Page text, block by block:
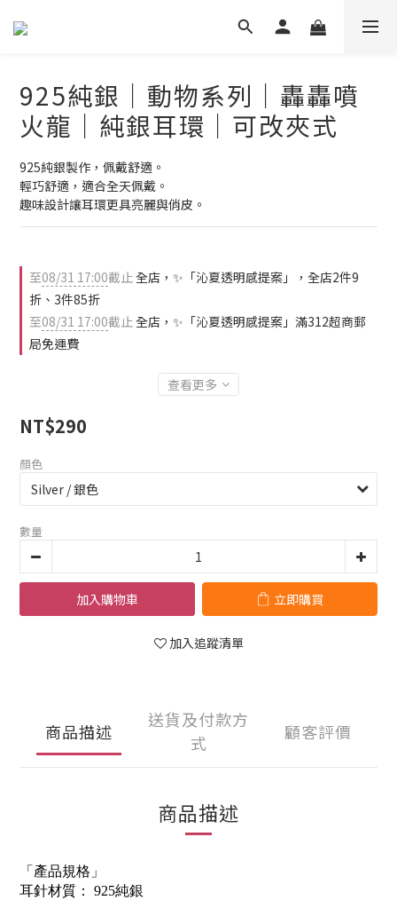
925純銀｜動物系列｜轟轟噴
火龍｜純銀耳環｜可改夾式
925純銀製作，佩戴舒適。
輕巧舒適，適合全天佩戴。
趣味設計讓耳環更具亮麗與俏皮。
至08/31 17:00截止全店，✨「沁夏透明感提案」，全店2件9
折、3件85折
至08/31 17:00截止全店，✨「沁夏透明感提案」滿312超商郵
局免運費
查看更多
NT$290
顏色
數量
加入購物車 立即購買
加入追蹤清單
商品描述
送貨及付款方
式
顧客評價
商品描述
「產品規格」
耳針材質： 925純銀